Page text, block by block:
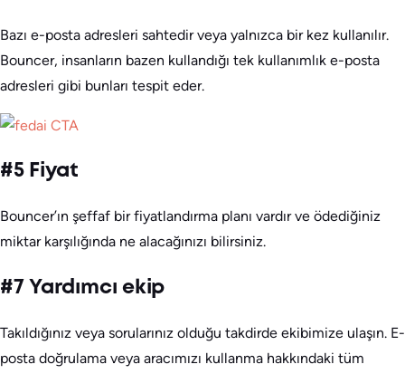
Bazı e-posta adresleri sahtedir veya yalnızca bir kez kullanılır.
Bouncer, insanların bazen kullandığı tek kullanımlık e-posta
adresleri gibi bunları tespit eder.
#5 Fiyat
Bouncer’ın şeffaf bir fiyatlandırma planı vardır ve ödediğiniz
miktar karşılığında ne alacağınızı bilirsiniz.
#7 Yardımcı ekip
Takıldığınız veya sorularınız olduğu takdirde ekibimize ulaşın. E-
posta doğrulama veya aracımızı kullanma hakkındaki tüm